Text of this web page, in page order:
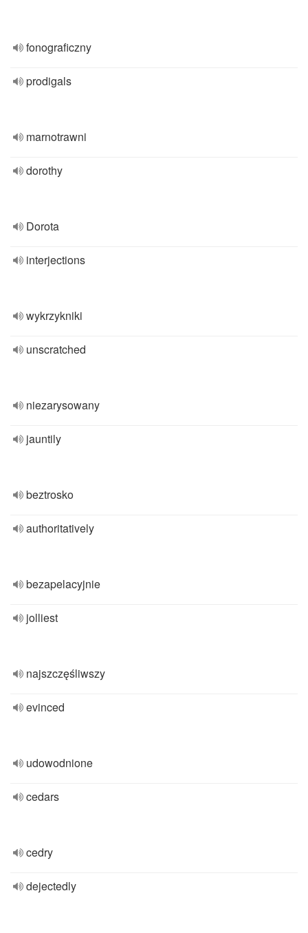
fonograficzny
prodigals
marnotrawni
dorothy
Dorota
interjections
wykrzykniki
unscratched
niezarysowany
jauntily
beztrosko
authoritatively
bezapelacyjnie
jolliest
najszczęśliwszy
evinced
udowodnione
cedars
cedry
dejectedly